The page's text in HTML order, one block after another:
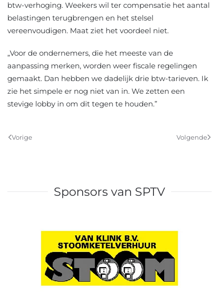
btw-verhoging. Weekers wil ter compensatie het aantal
belastingen terugbrengen en het stelsel
vereenvoudigen. Maat ziet het voordeel niet.
„Voor de ondernemers, die het meeste van de
aanpassing merken, worden weer fiscale regelingen
gemaakt. Dan hebben we dadelijk drie btw-tarieven. Ik
zie het simpele er nog niet van in. We zetten een
stevige lobby in om dit tegen te houden.”
Vorige Volgende
Sponsors van SPTV